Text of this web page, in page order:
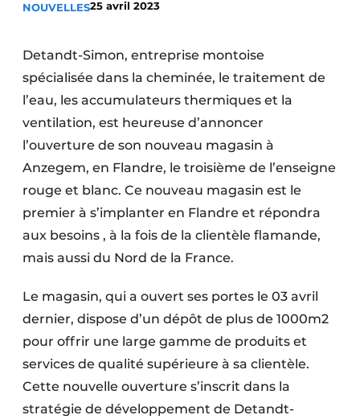
Termes et conditions
Video’s
NOUVELLES25 avril 2023
Detandt-Simon, entreprise montoise
spécialisée dans la cheminée, le traitement de
l’eau, les accumulateurs thermiques et la
ventilation, est heureuse d’annoncer
l’ouverture de son nouveau magasin à
Anzegem, en Flandre, le troisième de l’enseigne
rouge et blanc. Ce nouveau magasin est le
premier à s’implanter en Flandre et répondra
aux besoins , à la fois de la clientèle flamande,
mais aussi du Nord de la France.
Le magasin, qui a ouvert ses portes le 03 avril
dernier, dispose d’un dépôt de plus de 1000m2
pour offrir une large gamme de produits et
services de qualité supérieure à sa clientèle.
Cette nouvelle ouverture s’inscrit dans la
stratégie de développement de Detandt-